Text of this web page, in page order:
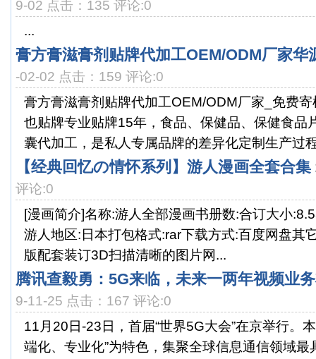
9-02 点击：135 评论:0
...
膏方膏滋膏剂贴牌代加工OEM/ODM厂家华
-02-02 点击：159 评论:0
膏方膏滋膏剂贴牌代加工OEM/ODM厂家_免费
也贴牌专业贴牌15年，食品、保健品、保健食品
囊代加工，是私人专属品牌的差异化定制生产过
【经典回忆の情怀系列】游人漫画全套合集
评论:0
[漫画简介]名称:游人全部漫画书册数:合订大小
游人地区:日本打包格式:rar下载方式:百度网盘其
版配套装订3D扫描清晰的图片网...
腾讯查毅勇：5G来临，未来一两年视频业
9-11-25 点击：167 评论:0
11月20日-23日，首届“世界5G大会”在京举行。
端化、专业化”为特色，集聚全球信息通信领域